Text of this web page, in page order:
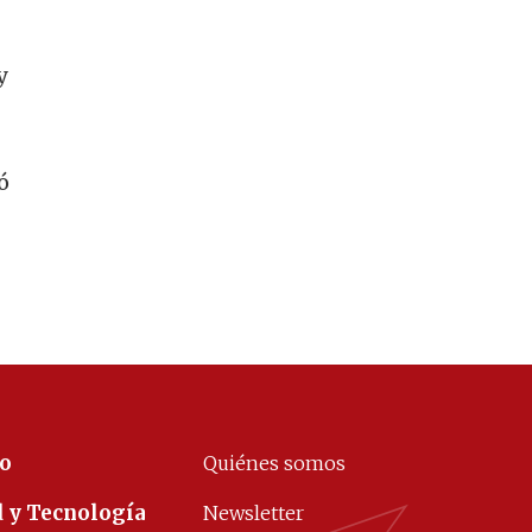
y Tecnología
Quiénes somos
Newsletter